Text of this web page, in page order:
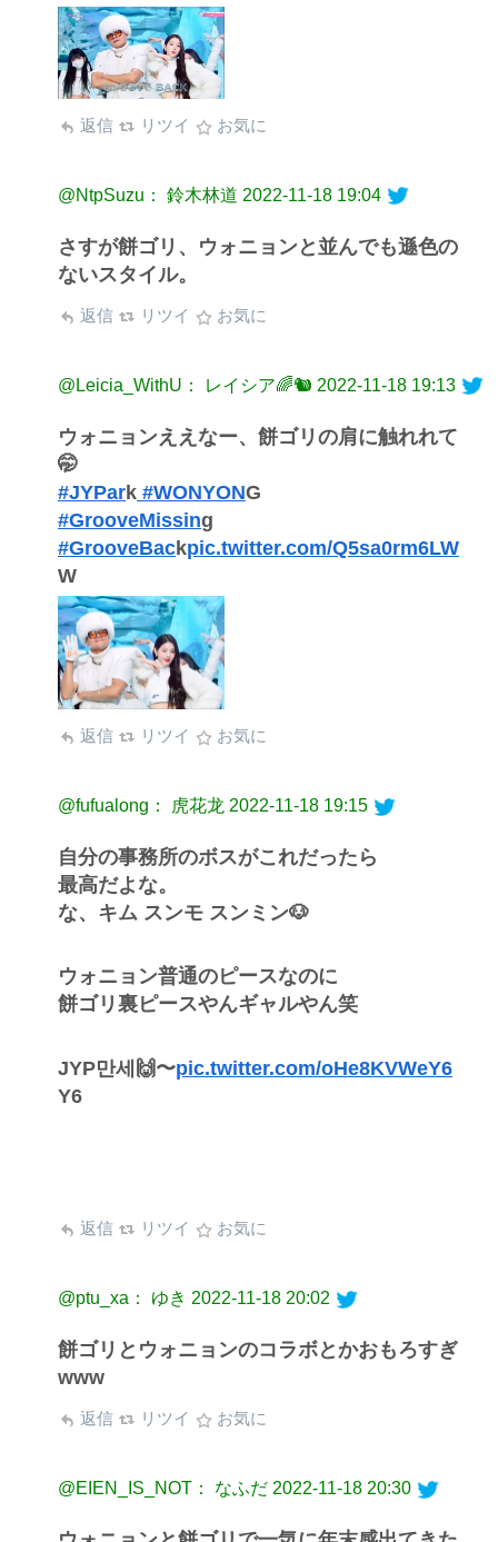
返信 リツイ お気に
@NtpSuzu： 鈴木林道 2022-11-18 19:04
さすが餅ゴリ、ウォニョンと並んでも遜色の
ないスタイル。
返信 リツイ お気に
@Leicia_WithU： レイシア🌈🐿 2022-11-18 19:13
ウォニョンええなー、餅ゴリの肩に触れれて
🤭
#JYPark #WONYONG
#GrooveMissing
#GrooveBackpic.twitter.com/Q5sa0rm6LW
W
返信 リツイ お気に
@fufualong： 虎花龙 2022-11-18 19:15
自分の事務所のボスがこれだったら
最高だよな。
な、キム スンモ スンミン🐶
ウォニョン普通のピースなのに
餅ゴリ裏ピースやんギャルやん笑
JYP만세🙌〜pic.twitter.com/oHe8KVWeY6
Y6
返信 リツイ お気に
@ptu_xa： ゆき 2022-11-18 20:02
餅ゴリとウォニョンのコラボとかおもろすぎ
www
返信 リツイ お気に
@EIEN_IS_NOT： なふだ 2022-11-18 20:30